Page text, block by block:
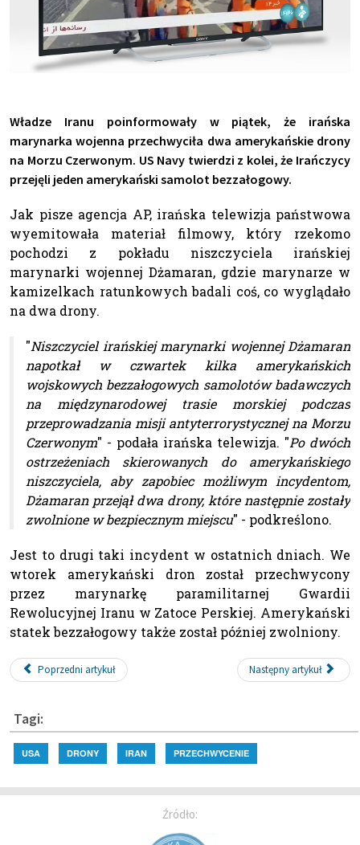
Władze Iranu poinformowały w piątek, że irańska
marynarka wojenna przechwyciła dwa amerykańskie drony
na Morzu Czerwonym. US Navy twierdzi z kolei, że Irańczycy
przejęli jeden amerykański samolot bezzałogowy.
Jak pisze agencja AP, irańska telewizja państwowa
wyemitowała materiał filmowy, który rzekomo
pochodzi z pokładu niszczyciela irańskiej
marynarki wojennej Dżamaran, gdzie marynarze w
kamizelkach ratunkowych badali coś, co wyglądało
na dwa drony.
"Niszczyciel irańskiej marynarki wojennej Dżamaran
napotkał w czwartek kilka amerykańskich
wojskowych bezzałogowych samolotów badawczych
na międzynarodowej trasie morskiej podczas
przeprowadzania misji antyterrorystycznej na Morzu
Czerwonym" - podała irańska telewizja. "Po dwóch
ostrzeżeniach skierowanych do amerykańskiego
niszczyciela, aby zapobiec możliwym incydentom,
Dżamaran przejął dwa drony, które następnie zostały
zwolnione w bezpiecznym miejscu" - podkreślono.
Jest to drugi taki incydent w ostatnich dniach. We
wtorek amerykański dron został przechwycony
przez marynarkę paramilitarnej Gwardii
Rewolucyjnej Iranu w Zatoce Perskiej. Amerykański
statek bezzałogowy także został później zwolniony.
Poprzedni artykuł Następny artykuł
Tagi:
USA DRONY IRAN PRZECHWYCENIE
Źródło: